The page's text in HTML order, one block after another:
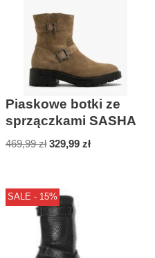
Piaskowe botki ze
sprzączkami SASHA
469,99zł 329,99zł
SALE - 15%